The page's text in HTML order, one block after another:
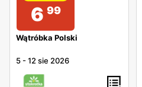
6 99
Wątróbka Polski
5 -12 sie 2026